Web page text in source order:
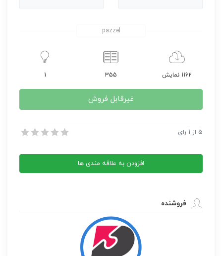
pazzel
1162 نمایش 355
1
غیرقابل فروش
بازی کنیم، بسازیم، بیاموزیم – گیاهان و جانوران
5 از 1 رای
افزودن به علاقه مندی ها
فروشنده